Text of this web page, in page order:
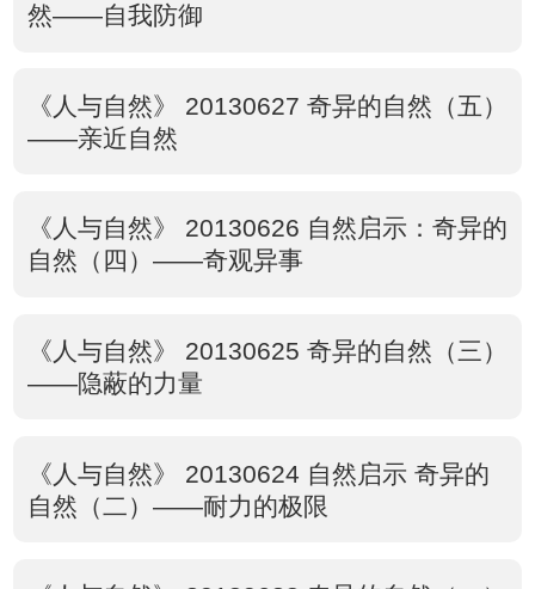
然——自我防御
《人与自然》 20130627 奇异的自然（五）
——亲近自然
《人与自然》 20130626 自然启示：奇异的
自然（四）——奇观异事
《人与自然》 20130625 奇异的自然（三）
——隐蔽的力量
《人与自然》 20130624 自然启示 奇异的
自然（二）——耐力的极限